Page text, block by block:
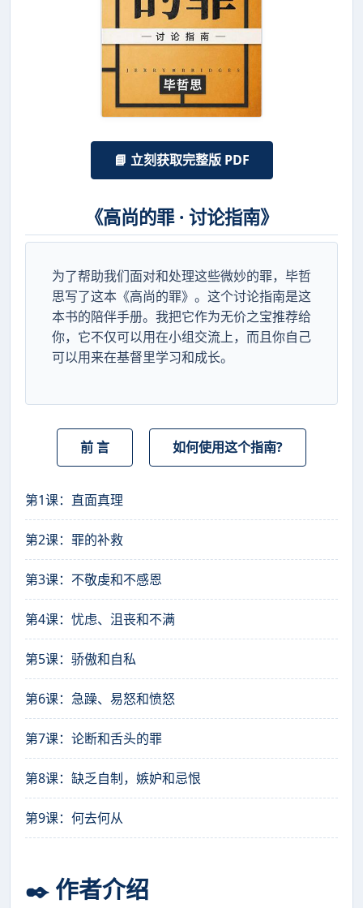
📘 立刻获取完整版 PDF
《高尚的罪 · 讨论指南》
为了帮助我们面对和处理这些微妙的罪，毕哲
思写了这本《高尚的罪》。这个讨论指南是这
本书的陪伴手册。我把它作为无价之宝推荐给
你，它不仅可以用在小组交流上，而且你自己
可以用来在基督里学习和成长。
前 言 如何使用这个指南?
第1课：直面真理
第2课：罪的补救
第3课：不敬虔和不感恩
第4课：忧虑、沮丧和不满
第5课：骄傲和自私
第6课：急躁、易怒和愤怒
第7课：论断和舌头的罪
第8课：缺乏自制，嫉妒和忌恨
第9课：何去何从
✒️ 作者介绍